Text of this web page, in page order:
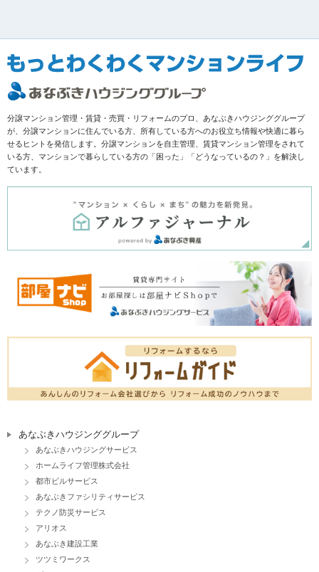
分譲マンション管理・賃貸・売買・リフォームのプロ、あなぶきハウジンググループ
が、分譲マンションに住んでいる方、所有している方へのお役立ち情報や快適に暮ら
せるヒントを発信します。分譲マンションを自主管理、賃貸マンション管理をされて
いる方、マンションで暮らしている方の「困った」「どうなっているの？」を解決し
ています。
あなぶきハウジンググループ
あなぶきハウジングサービス
ホームライフ管理株式会社
都市ビルサービス
あなぶきファシリティサービス
テクノ防災サービス
アリオス
あなぶき建設工業
ツツミワークス